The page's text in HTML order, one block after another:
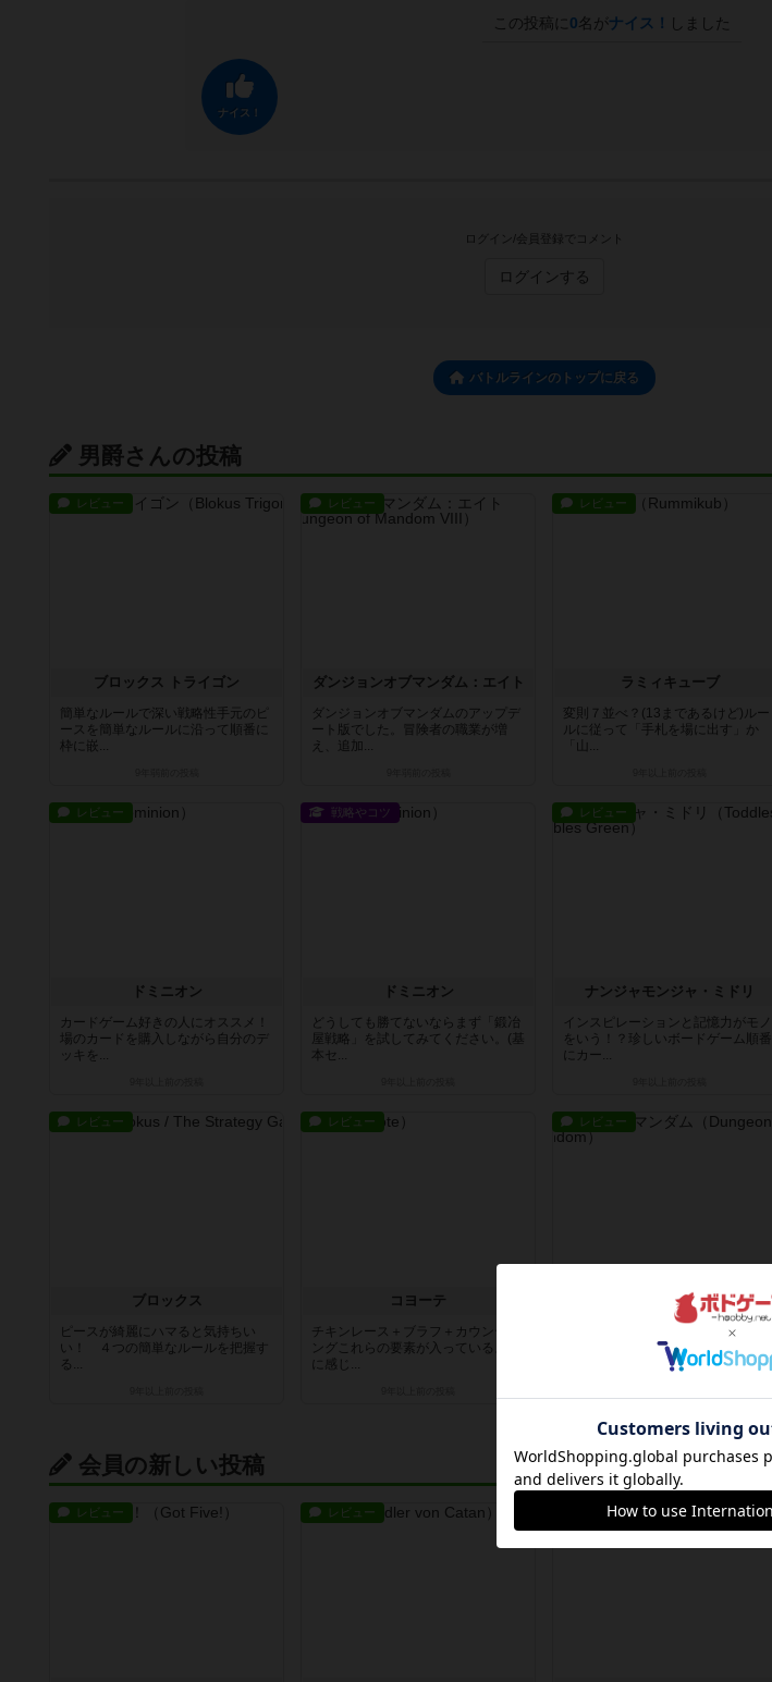
この投稿に 0名がナイス！ しました
ナイス！
ログイン/会員登録でコメント
ログインする
バトルラインのトップに戻る
男爵さんの投稿
レビュー
ブロックス トライゴン
簡単なルールで深い戦略性手元のピ
ースを簡単なルールに沿って順番に
枠に嵌...
レビュー
ダンジョンオブマンダム：エイト
ダンジョンオブマンダムのアップデ
ート版でした。冒険者の職業が増
え、追加...
レビュー
ラミィキューブ
変則７並べ？(13まであるけど)ルー
ルに従って「手札を場に出す」か
「山...
レビュー
ドミニオン
カードゲーム好きの人にオススメ！
場のカードを購入しながら自分のデ
ッキを...
戦略やコツ
ドミニオン
どうしても勝てないならまず「鍛冶
屋戦略」を試してみてください。(基
本セ...
レビュー
ナンジャモンジャ・ミドリ
インスピレーションと記憶力がモノ
をいう！？珍しいボードゲーム順番
にカー...
レビュー
ブロックス
ピースが綺麗にハマると気持ちい
い！ ４つの簡単なルールを把握す
る...
レビュー
コヨーテ
チキンレース＋ブラフ＋カウンティ
ングこれらの要素が入っているよう
に感じ...
レビュー
ダンジョンオブマンダム
剣と魔法の世界でダチョウ倶楽部プ
レイヤーは剣と魔法の世界に生きる
会員の新しい投稿
レビュー レビュー レビュー